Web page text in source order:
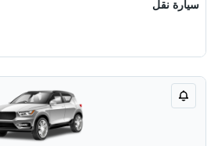
سيارة نقل